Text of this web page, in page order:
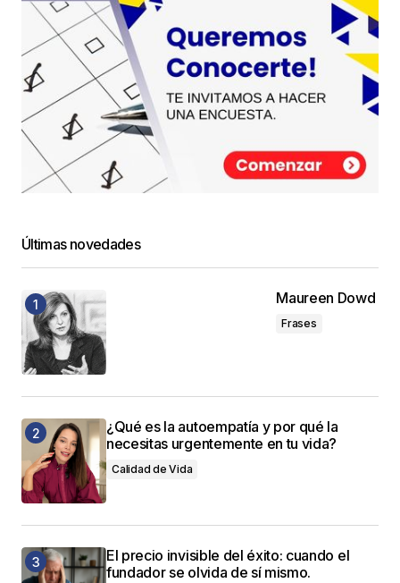
Últimas novedades
Maureen Dowd
Frases
¿Qué es la autoempatía y por qué la
necesitas urgentemente en tu vida?
Calidad de Vida
El precio invisible del éxito: cuando el
fundador se olvida de sí mismo.